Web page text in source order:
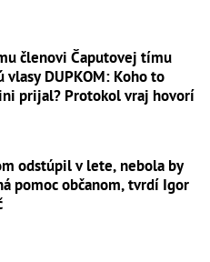
členovi Čaputovej tímu
vlasy DUPKOM: Koho to
prijal? Protokol vraj hovorí
odstúpil v lete, nebola by
pomoc občanom, tvrdí Igor